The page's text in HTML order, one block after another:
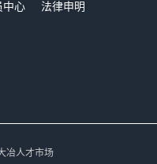
中心
法律申明
冶人才市场